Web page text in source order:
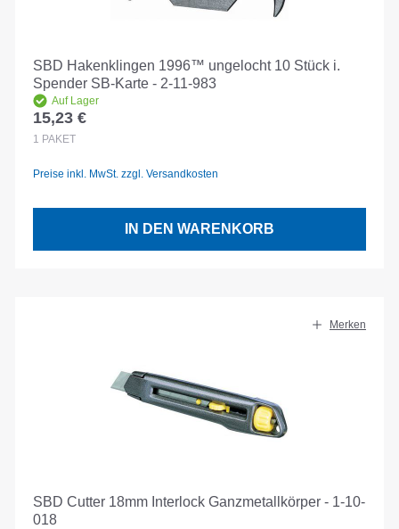
SBD Hakenklingen 1996™ ungelocht 10 Stück i.
Spender SB-Karte - 2-11-983
Auf Lager
Regulärer Preis:
15,23 €
1 PAKET
Preise inkl. MwSt. zzgl. Versandkosten
IN DEN WARENKORB
Merken
SBD Cutter 18mm Interlock Ganzmetallkörper - 1-10-
018